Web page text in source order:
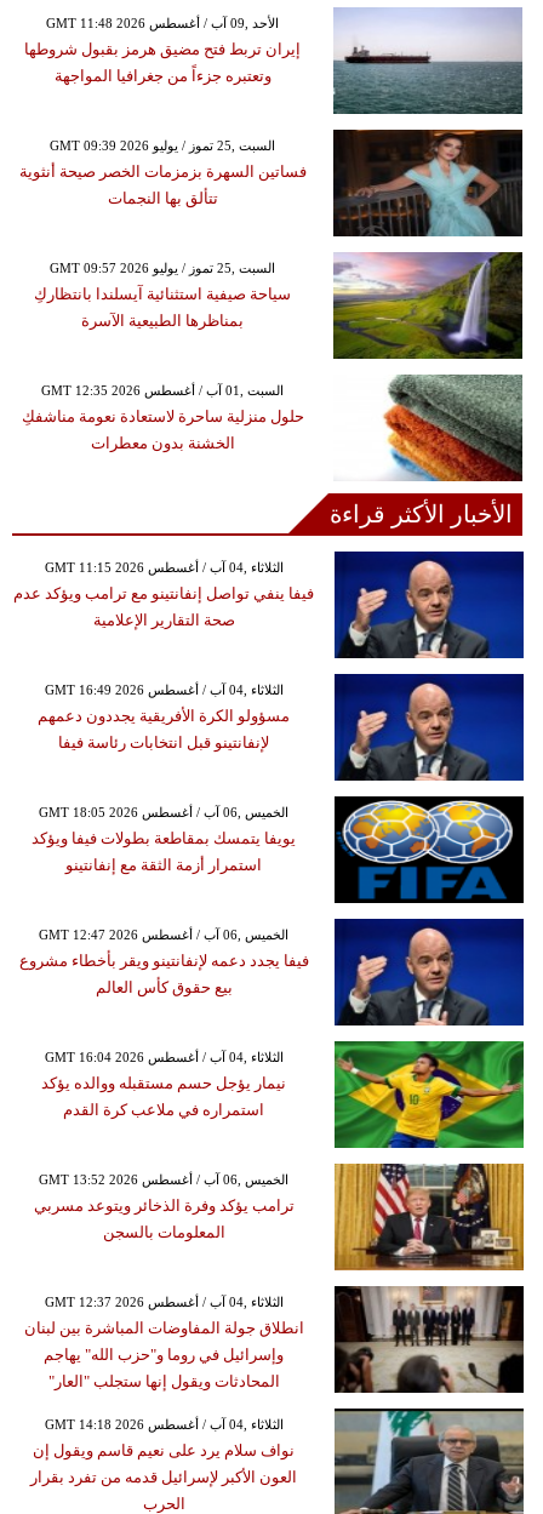
GMT 11:48 2026 الأحد ,09 آب / أغسطس
إيران تربط فتح مضيق هرمز بقبول شروطها
وتعتبره جزءاً من جغرافيا المواجهة
GMT 09:39 2026 السبت ,25 تموز / يوليو
فساتين السهرة بزمزمات الخصر صيحة أنثوية
تتألق بها النجمات
GMT 09:57 2026 السبت ,25 تموز / يوليو
سياحة صيفية استثنائية آيسلندا بانتظاركِ
بمناظرها الطبيعية الآسرة
GMT 12:35 2026 السبت ,01 آب / أغسطس
حلول منزلية ساحرة لاستعادة نعومة مناشفكِ
الخشنة بدون معطرات
الأخبار الأكثر قراءة
GMT 11:15 2026 الثلاثاء ,04 آب / أغسطس
فيفا ينفي تواصل إنفانتينو مع ترامب ويؤكد عدم
صحة التقارير الإعلامية
GMT 16:49 2026 الثلاثاء ,04 آب / أغسطس
مسؤولو الكرة الأفريقية يجددون دعمهم
لإنفانتينو قبل انتخابات رئاسة فيفا
GMT 18:05 2026 الخميس ,06 آب / أغسطس
يويفا يتمسك بمقاطعة بطولات فيفا ويؤكد
استمرار أزمة الثقة مع إنفانتينو
GMT 12:47 2026 الخميس ,06 آب / أغسطس
فيفا يجدد دعمه لإنفانتينو ويقر بأخطاء مشروع
بيع حقوق كأس العالم
GMT 16:04 2026 الثلاثاء ,04 آب / أغسطس
نيمار يؤجل حسم مستقبله ووالده يؤكد
استمراره في ملاعب كرة القدم
GMT 13:52 2026 الخميس ,06 آب / أغسطس
ترامب يؤكد وفرة الذخائر ويتوعد مسربي
المعلومات بالسجن
GMT 12:37 2026 الثلاثاء ,04 آب / أغسطس
انطلاق جولة المفاوضات المباشرة بين لبنان
وإسرائيل في روما و"حزب الله" يهاجم
المحادثات ويقول إنها ستجلب "العار"
GMT 14:18 2026 الثلاثاء ,04 آب / أغسطس
نواف سلام يرد على نعيم قاسم ويقول إن
العون الأكبر لإسرائيل قدمه من تفرد بقرار
الحرب